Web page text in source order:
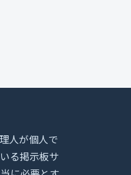
人が個人で
る掲示板サ